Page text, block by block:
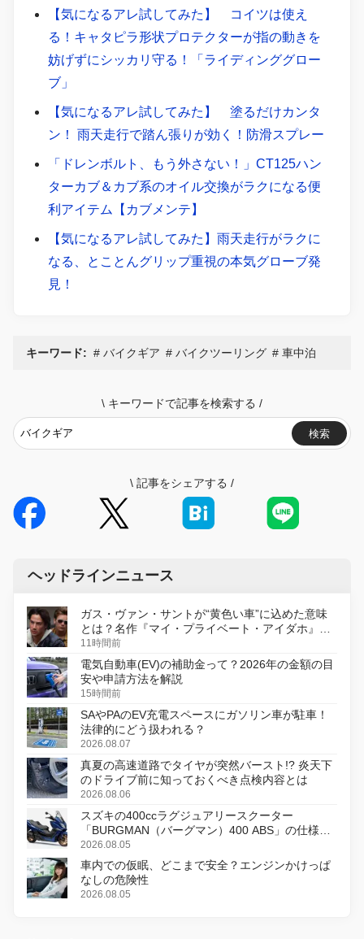
【気になるアレ試してみた】 コイツは使え
る！キャタピラ形状プロテクターが指の動きを
妨げずにシッカリ守る！「ライディンググロー
ブ」
【気になるアレ試してみた】 塗るだけカンタ
ン！ 雨天走行で踏ん張りが効く！防滑スプレー
「ドレンボルト、もう外さない！」CT125ハン
ターカブ＆カブ系のオイル交換がラクになる便
利アイテム【カブメンテ】
【気になるアレ試してみた】雨天走行がラクに
なる、とことんグリップ重視の本気グローブ発
見！
キーワード: バイクギア バイクツーリング 車中泊
\ キーワードで記事を検索する /
検索
\ 記事をシェアする /
ヘッドラインニュース
ガス・ヴァン・サントが“黄色い車”に込めた意味
とは？名作『マイ・プライベート・アイダホ』が
初のデジタルリマスター版で復活
11時間前
電気自動車(EV)の補助金って？2026年の金額の目
安や申請方法を解説
15時間前
SAやPAのEV充電スペースにガソリン車が駐車！
法律的にどう扱われる？
2026.08.07
真夏の高速道路でタイヤが突然バースト!? 炎天下
のドライブ前に知っておくべき点検内容とは
2026.08.06
スズキの400ccラグジュアリースクーター
「BURGMAN（バーグマン）400 ABS」の仕様を
変更し、8月18日に発売
2026.08.05
車内での仮眠、どこまで安全？エンジンかけっぱ
なしの危険性
2026.08.05